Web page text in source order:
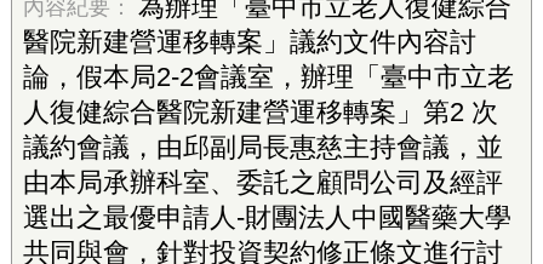
為辦理「臺中市立老人復健綜合
醫院新建營運移轉案」議約文件內容討
論，假本局2-2會議室，辦理「臺中市立老
人復健綜合醫院新建營運移轉案」第2 次
議約會議，由邱副局長惠慈主持會議，並
由本局承辦科室、委託之顧問公司及經評
選出之最優申請人-財團法人中國醫藥大學
共同與會，針對投資契約修正條文進行討